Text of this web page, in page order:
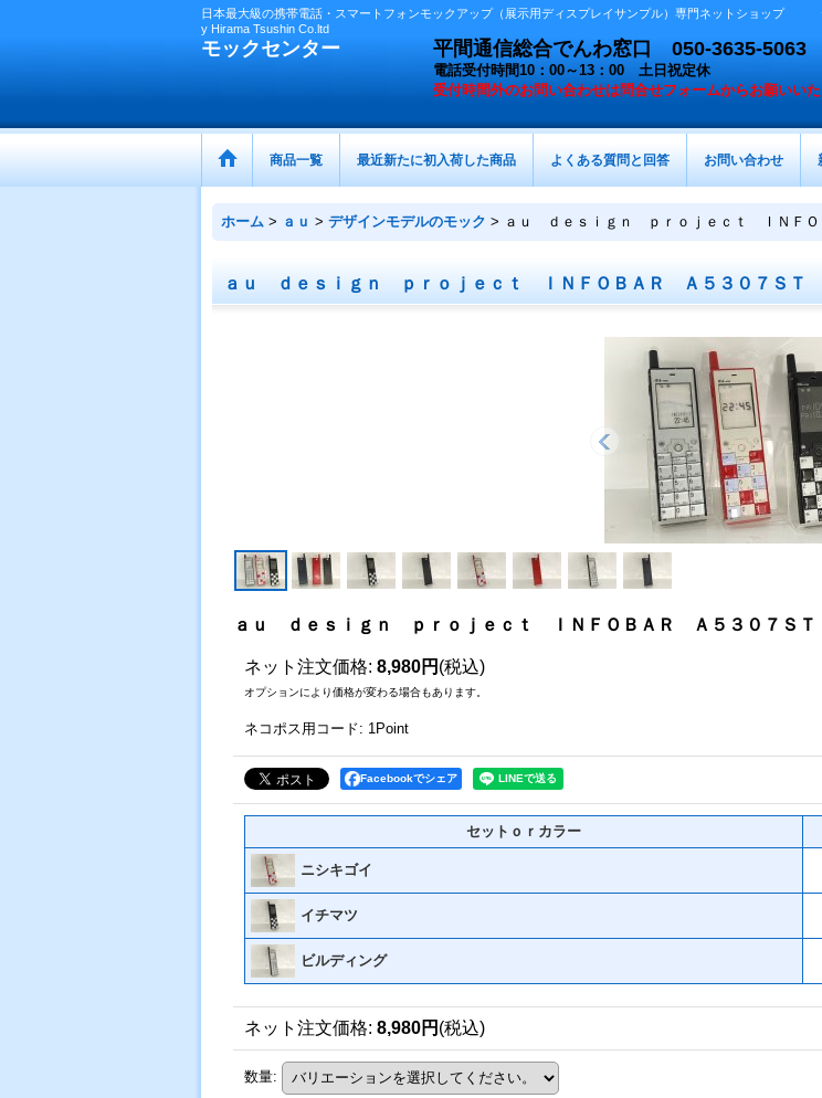
日本最大級の携帯電話・スマートフォンモックアップ（展示用ディスプレイサンプル）専門ネットショップ
y Hirama Tsushin Co.ltd
モックセンター 平間通信総合でんわ窓口 050-3635-5063
電話受付時間10：00～13：00 土日祝定休
受付時間外のお問い合わせは問合せフォームからお願いい
商品一覧 最近新たに初入荷した商品 よくある質問と回答 お問い合わせ
ホーム > ａｕ > デザインモデルのモック > ａｕ ｄｅｓｉｇｎ ｐｒｏｊｅｃｔ ＩＮＦ
ａｕ ｄｅｓｉｇｎ ｐｒｏｊｅｃｔ ＩＮＦＯＢＡＲ Ａ５３０７ＳＴ
ａｕ ｄｅｓｉｇｎ ｐｒｏｊｅｃｔ ＩＮＦＯＢＡＲ Ａ５３０７Ｓ
ネット注文価格: 8,980円 (税込)
オプションにより価格が変わる場合もあります。
ネコポス用コード: 1Point
Facebookでシェア
セットｏｒカラー
ニシキゴイ
イチマツ
ビルディング
ネット注文価格: 8,980円 (税込)
数量: